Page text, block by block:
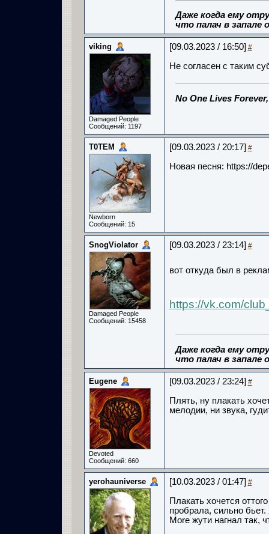
Даже когда ему
что палач в запале
viking
Damaged People
Сообщений: 1197
[09.03.2023 / 16:50] #
Не согласен с таким
No One Lives
T0TEM
Newborn
Сообщений: 15
[09.03.2023 / 20:17] #
Новая песня: https://
SnogViolator
Damaged People
Сообщений: 15458
[09.03.2023 / 23:14] #
вот откуда был в
https://vk.com/
Даже когда ему
что палач в запале
Eugene
Devoted
Сообщений: 660
[09.03.2023 / 23:24] #
Плять, ну плакать
мелодии, ни звука,
yerohauniverse [10.03.2023 / 01:47] #
Плакать хочется
пробрала, сильно
More жути нагнал так,